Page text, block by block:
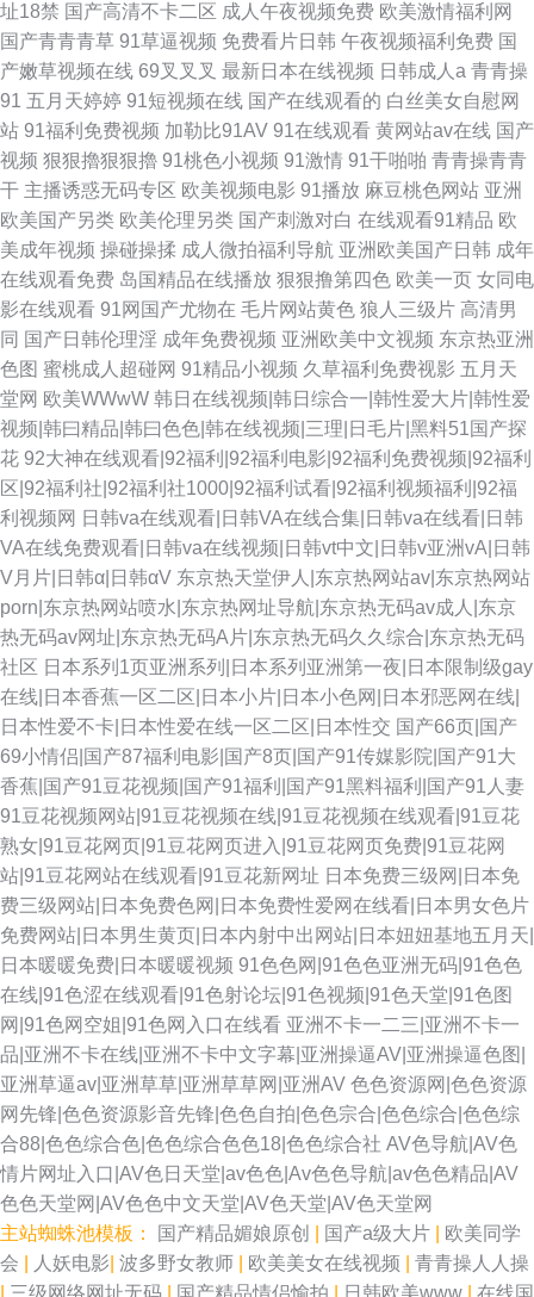
址18禁 国产高清不卡二区 成人午夜视频免费 欧美激情福利网
国产青青青草 91草逼视频 免费看片日韩 午夜视频福利免费 国
产嫩草视频在线 69叉叉叉 最新日本在线视频 日韩成人a 青青操
91 五月天婷婷 91短视频在线 国产在线观看的 白丝美女自慰网
站 91福利免费视频 加勒比91AV 91在线观看 黄网站av在线 国产
视频 狠狠擼狠狠擼 91桃色小视频 91激情 91干啪啪 青青操青青
干 主播诱惑无码专区 欧美视频电影 91播放 麻豆桃色网站 亚洲
欧美国产另类 欧美伦理另类 国产刺激对白 在线观看91精品 欧
美成年视频 操碰操揉 成人微拍福利导航 亚洲欧美国产日韩 成年
在线观看免费 岛国精品在线播放 狠狠撸第四色 欧美一页 女同电
影在线观看 91网国产尤物在 毛片网站黄色 狼人三级片 高清男
同 国产日韩伦理淫 成年免费视频 亚洲欧美中文视频 东京热亚洲
色图 蜜桃成人超碰网 91精品小视频 久草福利免费视影 五月天
堂网 欧美WWwW 韩日在线视频|韩日综合一|韩性爱大片|韩性爱
视频|韩曰精品|韩曰色色|韩在线视频|三理|日毛片|黑料51国产探
花 92大神在线观看|92福利|92福利电影|92福利免费视频|92福利
区|92福利社|92福利社1000|92福利试看|92福利视频福利|92福
利视频网 日韩va在线观看|日韩VA在线合集|日韩va在线看|日韩
VA在线免费观看|日韩va在线视频|日韩vt中文|日韩v亚洲vA|日韩
V月片|日韩α|日韩αV 东京热天堂伊人|东京热网站av|东京热网站
porn|东京热网站喷水|东京热网址导航|东京热无码av成人|东京
热无码av网址|东京热无码A片|东京热无码久久综合|东京热无码
社区 日本系列1页亚洲系列|日本系列亚洲第一夜|日本限制级gay
在线|日本香蕉一区二区|日本小片|日本小色网|日本邪恶网在线|
日本性爱不卡|日本性爱在线一区二区|日本性交 国产66页|国产
69小情侣|国产87福利电影|国产8页|国产91传媒影院|国产91大
香蕉|国产91豆花视频|国产91福利|国产91黑料福利|国产91人妻
91豆花视频网站|91豆花视频在线|91豆花视频在线观看|91豆花
熟女|91豆花网页|91豆花网页进入|91豆花网页免费|91豆花网
站|91豆花网站在线观看|91豆花新网址 日本免费三级网|日本免
费三级网站|日本免费色网|日本免费性爱网在线看|日本男女色片
免费网站|日本男生黄页|日本内射中出网站|日本妞妞基地五月天|
日本暖暖免费|日本暖暖视频 91色色网|91色色亚洲无码|91色色
在线|91色涩在线观看|91色射论坛|91色视频|91色天堂|91色图
网|91色网空姐|91色网入口在线看 亚洲不卡一二三|亚洲不卡一
品|亚洲不卡在线|亚洲不卡中文字幕|亚洲操逼AV|亚洲操逼色图|
亚洲草逼av|亚洲草草|亚洲草草网|亚洲AV 色色资源网|色色资源
网先锋|色色资源影音先锋|色色自拍|色色宗合|色色综合|色色综
合88|色色综合色|色色综合色色18|色色综合社 AV色导航|AV色
情片网址入口|AV色日天堂|av色色|Av色色导航|av色色精品|AV
色色天堂网|AV色色中文天堂|AV色天堂|AV色天堂网
主站蜘蛛池模板：
国产精品媚娘原创 国产a级大片
欧美同学
会
人妖电影 波多野女教师 欧美美女在线视频
青青操人人操
三级网络网址无码 国产精品情侣愉拍 日韩欧美www 在线国